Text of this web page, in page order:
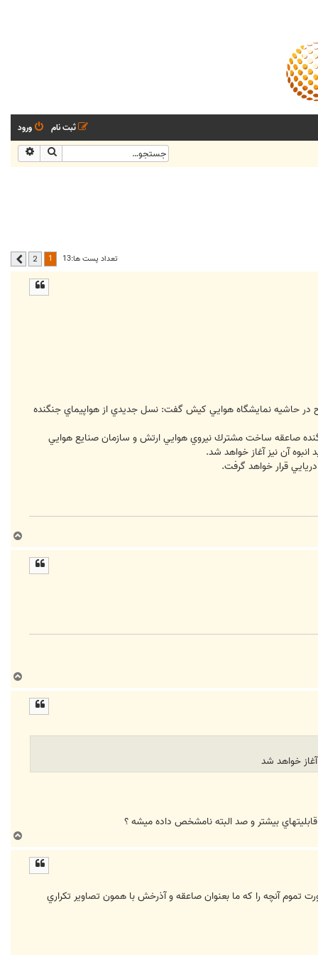
ورود
ثبت نام
جستجو
تعداد پست ها:13 1
2 بعدی
در حاشيه نمايشگاه هوايي كيش گفت: نسل جديدي از هواپيماي جنگنده
صاعقه ساخت مشترك نيروي هوايي ارتش و سازمان صنايع هوايي
آن نيز آغاز خواهد شد.
قرار خواهد گرفت.
ا
ا
خواهد شد
قابليتهاي بيشتر و صد البته نامشخص داده ميشه ؟
ا
توليد كنه ؟ در اين صورت تموم آنچه را كه ما بعنوان صاعقه و آذرخش با همون تصاوير تكراري